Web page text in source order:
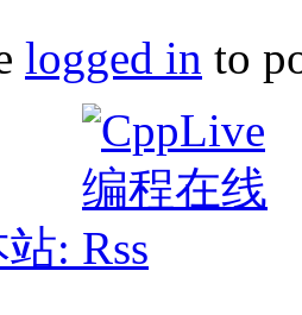
logged in to
: